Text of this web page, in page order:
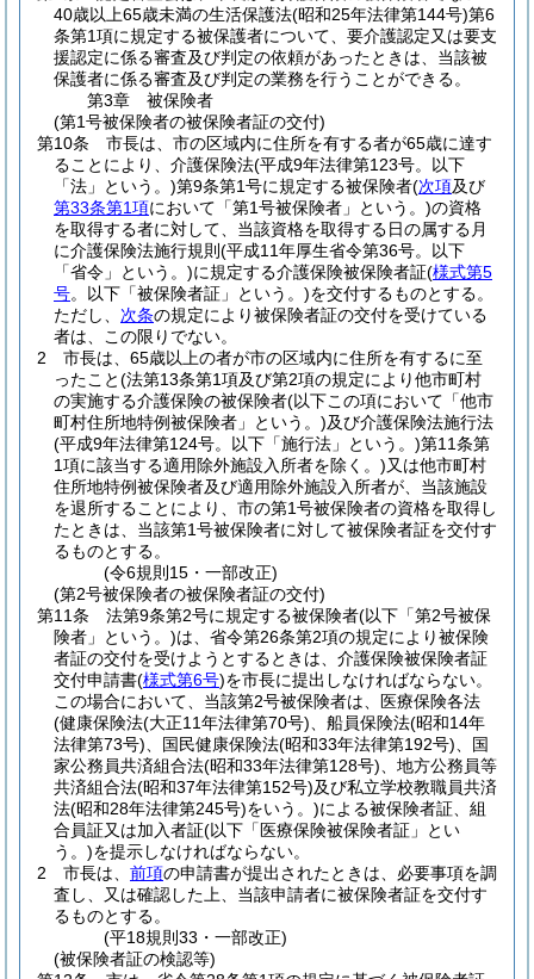
40歳以上65歳未満の生活保護法(昭和25年法律第144号)第6
条第1項に規定する被保護者について、要介護認定又は要支
援認定に係る審査及び判定の依頼があったときは、当該被
保護者に係る審査及び判定の業務を行うことができる。
第3章
被保険者
(第1号被保険者の被保険者証の交付)
第10条
市長は、市の区域内に住所を有する者が65歳に達す
ることにより、介護保険法(平成9年法律第123号。以下
「法」という。)第9条第1号に規定する被保険者(次項及び
第33条第1項において「第1号被保険者」という。)の資格
を取得する者に対して、当該資格を取得する日の属する月
に介護保険法施行規則 (平成11年厚生省令第36号。以下
「省令」という。)に規定する介護保険被保険者証(様式第5
号。以下「被保険者証」という。)を交付するものとする。
ただし、 次条の規定により被保険者証の交付を受けている
者は、この限りでない。
2
市長は、65歳以上の者が市の区域内に住所を有するに至
ったこと(法第13条第1項及び第2項の規定により他市町村
の実施する介護保険の被保険者(以下この項において「他市
町村住所地特例被保険者」という。)及び介護保険法施行法
(平成9年法律第124号。以下「施行法」という。)第11条第
1項に該当する適用除外施設入所者を除く。)又は他市町村
住所地特例被保険者及び適用除外施設入所者が、当該施設
を退所することにより、市の第1号被保険者の資格を取得し
たときは、当該第1号被保険者に対して被保険者証を交付す
るものとする。
(令6規則15・一部改正)
(第2号被保険者の被保険者証の交付)
第11条
法第9条第2号に規定する被保険者(以下「第2号被保
険者」という。)は、省令第26条第2項の規定により被保険
者証の交付を受けようとするときは、介護保険被保険者証
交付申請書(様式第6号)を市長に提出しなければならない。
この場合において、当該第2号被保険者は、医療保険各法
(健康保険法(大正11年法律第70号) 、船員保険法(昭和14年
法律第73号) 、国民健康保険法(昭和33年法律第192号) 、国
家公務員共済組合法(昭和33年法律第128号) 、地方公務員等
共済組合法(昭和37年法律第152号)及び私立学校教職員共済
法(昭和28年法律第245号)をいう。)による被保険者証、組
合員証又は加入者証(以下「医療保険被保険者証」とい
う。)を提示しなければならない。
2
市長は、 前項の申請書が提出されたときは、必要事項を調
査し、又は確認した上、当該申請者に被保険者証を交付す
るものとする。
(平18規則33・一部改正)
(被保険者証の検認等)